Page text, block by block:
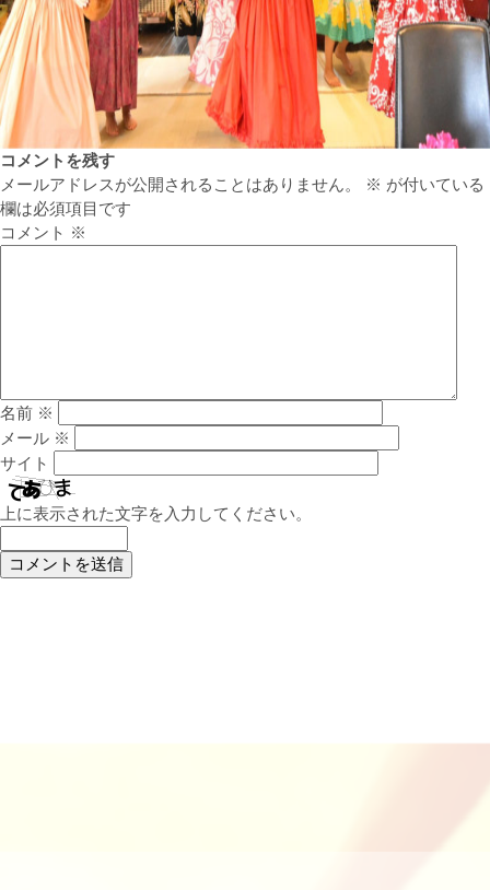
コメントを残す
メールアドレスが公開されることはありません。
※ が付いている
欄は必須項目です
コメント ※
名前 ※
メール ※
サイト
上に表示された文字を入力してください。